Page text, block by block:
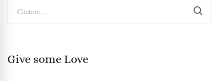
după:
Give some Love